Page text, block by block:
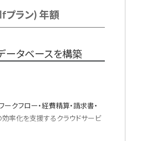
プラン) 年額
ータベースを構築
ークフロー・経費精算・請求書・
効率化を支援するクラウドサービ